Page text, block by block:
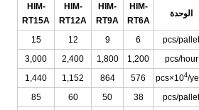
الوحدة
HIM-
RT6A
HIM-
RT9A
HIM-
RT12A
HIM-
RT15A
pcs/
6
9
12
15
pcs/hour
1,200
1,800
2,400
3,000
pcs×104/
576
864
1,152
1,440
pcs/
38
50
60
85